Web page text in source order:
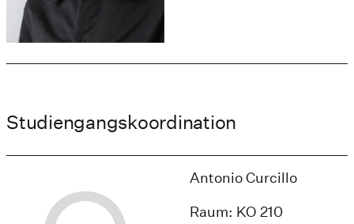
Studiengangskoordination
Antonio Curcillo
Raum: KO 210